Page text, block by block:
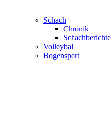
Schach
Chronik
Schachberichte
Volleyball
Bogensport